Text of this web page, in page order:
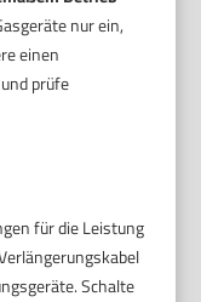
nur ein,
einen
prüfe
für die Leistung
Schalte